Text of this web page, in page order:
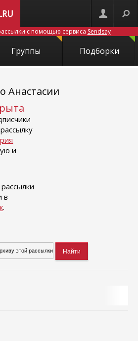
с помощью сервиса Sendsay
Группы Подборки
Анастасии
и
в
.